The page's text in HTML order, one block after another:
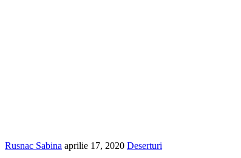
Rusnac Sabina aprilie 17, 2020 Deserturi